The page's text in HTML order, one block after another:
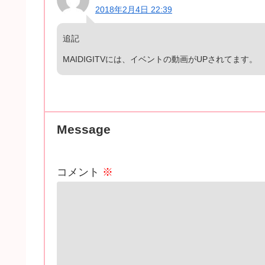
2018年2月4日 22:39
追記
MAIDIGITVには、イベントの動画がUPされてます。
Message
コメント ※